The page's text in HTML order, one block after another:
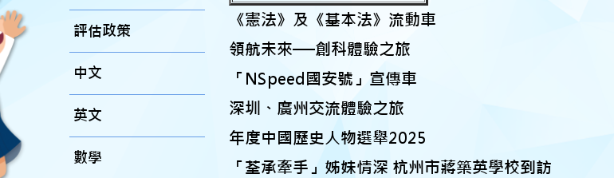
評估政策
中文
英文
數學
《憲法》及《基本法》流動車
領航未來──創科體驗之旅
「NSpeed國安號」宣傳車
深圳、廣州交流體驗之旅
年度中國歷史人物選舉2025
「荃承牽手」姊妹情深 杭州市蔣築英學校到訪